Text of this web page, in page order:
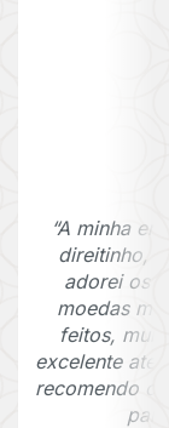
“A minha
direitinho,
adorei os
moedas
feitos,
excelente
recomendo o